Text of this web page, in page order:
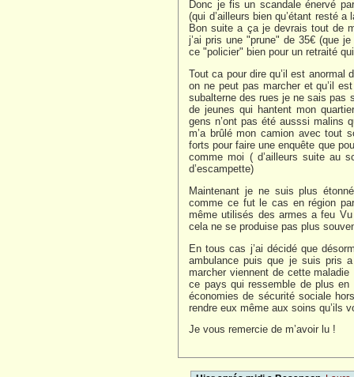
Donc je fis un scandale énervé
(qui d’ailleurs bien qu’étant resté
Bon suite a ça je devrais tout de
j’ai pris une "prune" de 35€ (que
ce "policier" bien pour un retraité
Tout ca pour dire qu’il est anormal
on ne peut pas marcher et qu’il
subalterne des rues je ne sais pas
de jeunes qui hantent mon
gens n’ont pas été ausssi malins
m’a brûlé mon camion avec tout
forts pour faire une enquête que
comme moi ( d’ailleurs suite au
d’escampette)
Maintenant je ne suis plus
comme ce fut le cas en région
même utilisés des armes a feu
cela ne se produise pas plus
En tous cas j’ai décidé que
ambulance puis que je suis pris
marcher viennent de cette
ce pays qui ressemble de plus
économies de sécurité sociale
rendre eux même aux soins qu’ils
Je vous remercie de m’avoir lu !